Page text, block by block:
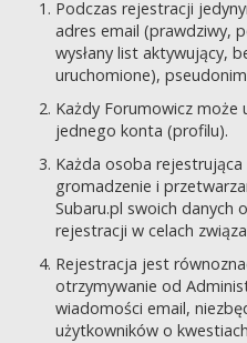
Podczas rejestracji
adres email (prawdziwy,
wysłany list aktywujący,
uruchomione),
Każdy Forumowicz może
jednego konta (profilu).
Każda osoba
gromadzenie i
Subaru.pl swoich danych
rejestracji w celach
Rejestracja jest
otrzymywanie od
wiadomości email,
użytkowników o